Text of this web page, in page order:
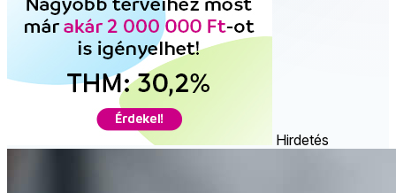
Hirdetés